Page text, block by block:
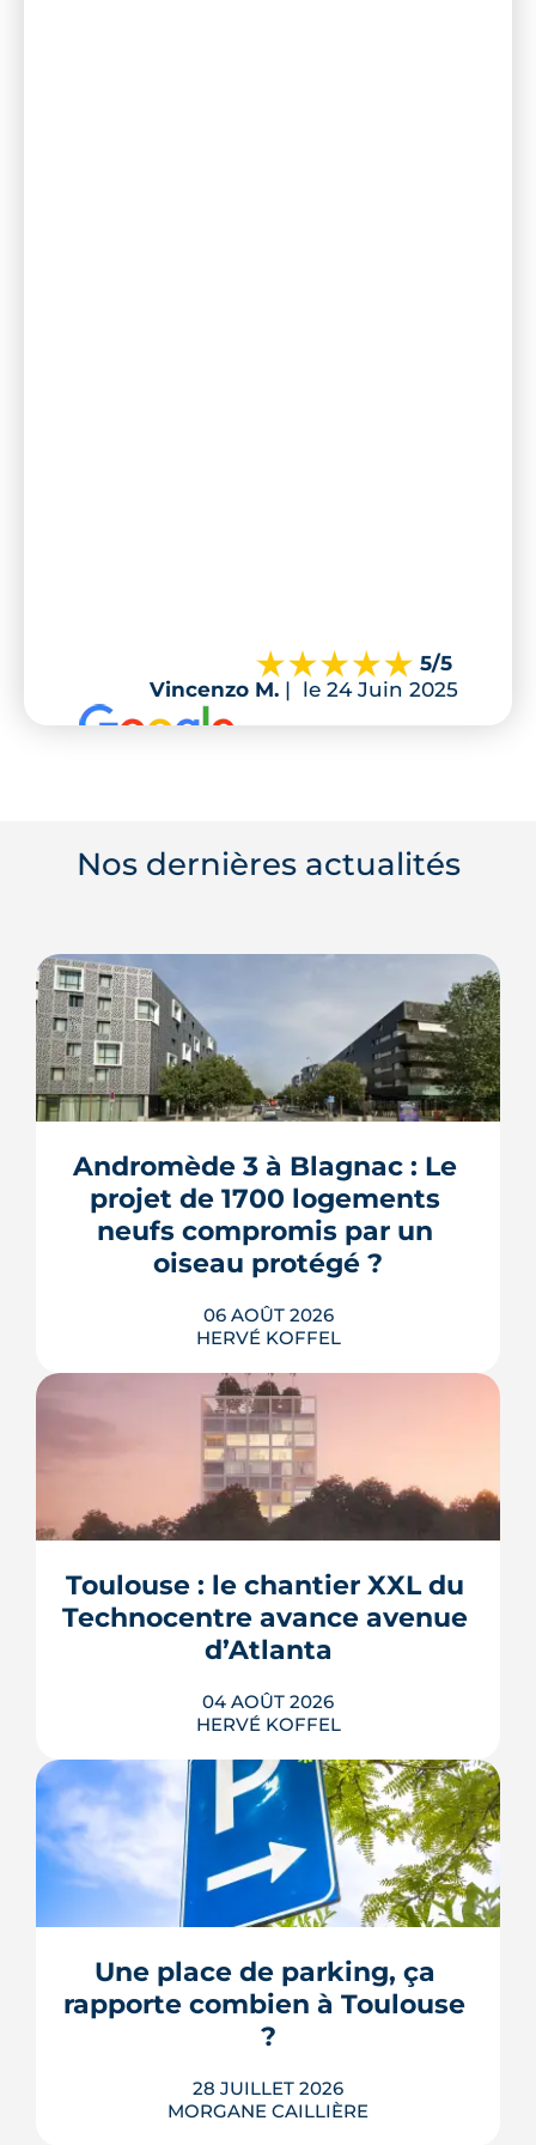
5/5
Vincenzo M. | le 24 Juin 2025
Nos dernières actualités
Andromède 3 à Blagnac : Le
projet de 1700 logements
neufs compromis par un
oiseau protégé ?
06 AOÛT 2026
HERVÉ KOFFEL
La troisième et dernière phase de
l'écoquartier Andromède doit livrer
près de 1 700 logements à partir de
protégé, la cisticole des joncs, contraint
fortement le plan d'aménagement et
repousse un calendrier déjà tendu.
LIRE L'ARTICLE
Toulouse : le chantier XXL du
Technocentre avance avenue
d’Atlanta
04 AOÛT 2026
HERVÉ KOFFEL
Avenue d'Atlanta, à la Roseraie, un
chantier de six hectares réorganise les
coulisses techniques de Toulouse
Métropole. Derrière les buttes de terre
déménagement de services, plusieurs
chiffrages officiels et un bras de fer
environnemental.
LIRE L'ARTICLE
Une place de parking, ça
rapporte combien à Toulouse
?
28 JUILLET 2026
MORGANE CAILLIÈRE